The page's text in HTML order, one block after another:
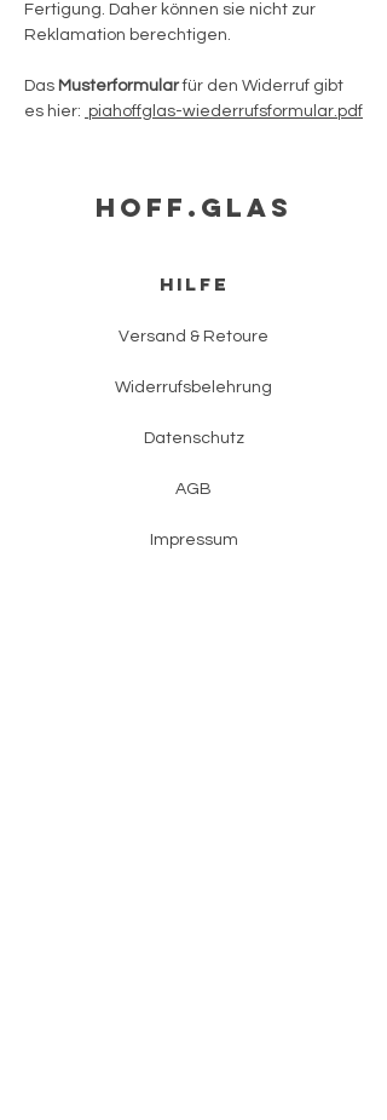
Fertigung. Daher können sie nicht zur
Reklamation berechtigen.
Das Musterformularfür den Widerruf gibt
es hier: piahoffglas-wiederrufsformular.pdf
HOFF.glas
HILFE
Versand & Retoure
Widerrufsbelehrung
Datenschutz
AGB
Impressum